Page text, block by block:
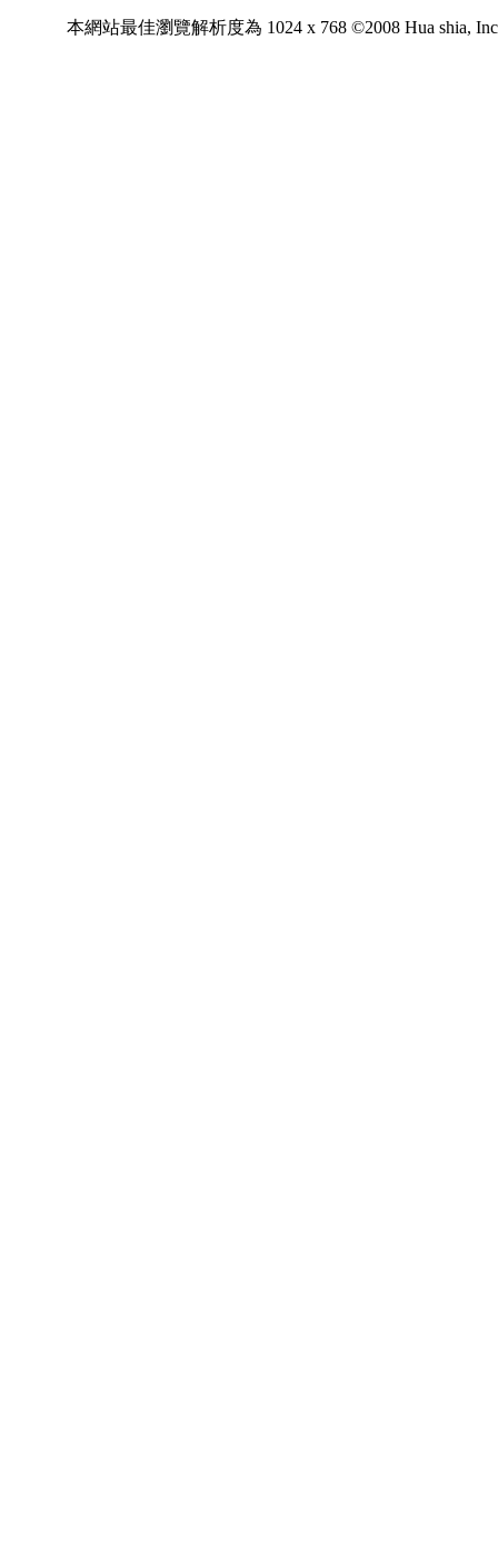
本網站最佳瀏覽解析度為 1024 x 768 ©2008 Hua shia,